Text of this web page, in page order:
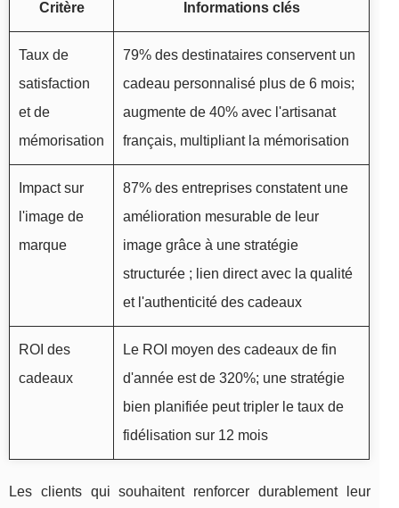
Critère Informations clés
Taux de
satisfaction
et de
mémorisation
79% des destinataires conservent un
cadeau personnalisé plus de 6 mois;
augmente de 40% avec l'artisanat
français, multipliant la mémorisation
Impact sur
l'image de
marque
87% des entreprises constatent une
amélioration mesurable de leur
image grâce à une stratégie
structurée ; lien direct avec la qualité
et l'authenticité des cadeaux
ROI des
cadeaux
Le ROI moyen des cadeaux de fin
d'année est de 320%; une stratégie
bien planifiée peut tripler le taux de
fidélisation sur 12 mois
Les clients qui souhaitent renforcer durablement leur